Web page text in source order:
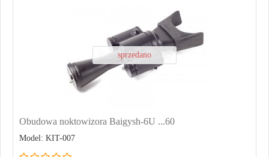
sprzedano
Obudowa noktowizora Baigysh-6U ...60
Model: KIT-007